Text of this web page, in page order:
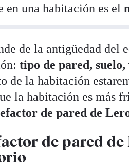
en una habitación es el
de la antigüedad del
tipo de pared, suelo,
de la habitación
la habitación es más
de pared de
de pared